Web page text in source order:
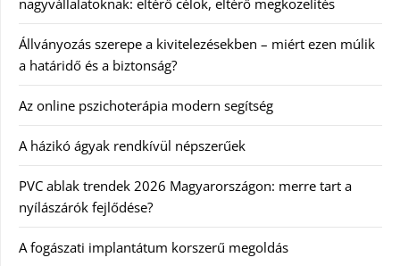
Állványozás szerepe a kivitelezésekben – miért ezen múlik
a határidő és a biztonság?
Az online pszichoterápia modern segítség
A házikó ágyak rendkívül népszerűek
PVC ablak trendek 2026 Magyarországon: merre tart a
nyílászárók fejlődése?
A fogászati implantátum korszerű megoldás